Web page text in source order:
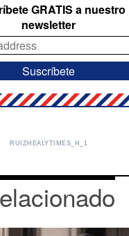
GRATIS a nuestro
newsletter
RUIZHEALYTIMES_H_1